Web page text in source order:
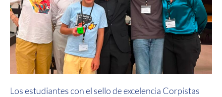
Los estudiantes con el sello de excelencia Corpistas